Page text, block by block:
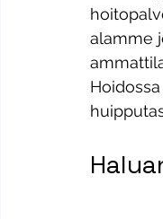
alamme